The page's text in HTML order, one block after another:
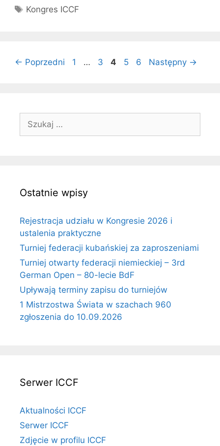
Tagi
Kongres ICCF
← Poprzedni Strona
1 … Strona
3 Strona
4 Strona
5 Strona
6 Następny →
Szukaj:
Ostatnie wpisy
Rejestracja udziału w Kongresie 2026 i
ustalenia praktyczne
Turniej federacji kubańskiej za zaproszeniami
Turniej otwarty federacji niemieckiej – 3rd
German Open – 80-lecie BdF
Upływają terminy zapisu do turniejów
1 Mistrzostwa Świata w szachach 960
zgłoszenia do 10.09.2026
Serwer ICCF
Aktualności ICCF
Serwer ICCF
Zdjęcie w profilu ICCF